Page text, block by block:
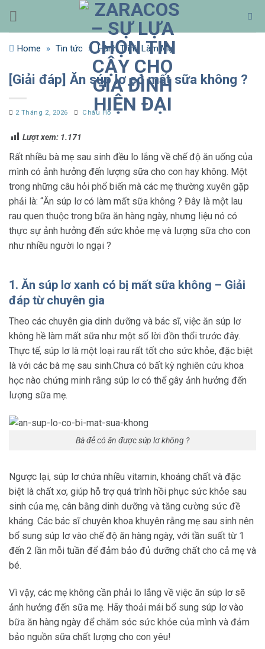
qua
nội
dungHome » Tin tức » Hành Trình Làm Mẹ
[Giải đáp] Ăn súp lơ có mất sữa không ?
2 Tháng 2, 2026 Châu Hồ
Lượt xem: 1.171
Rất nhiều bà mẹ sau sinh đều lo lắng về chế độ ăn uống của
mình có ảnh hưởng đến lượng sữa cho con hay không. Một
trong những câu hỏi phổ biến mà các mẹ thường xuyên gặp
phải là: “Ăn súp lơ có làm mất sữa không ? Đây là một lau
rau quen thuộc trong bữa ăn hàng ngày, nhưng liệu nó có
thực sự ảnh hưởng đến sức khỏe mẹ và lượng sữa cho con
như nhiều người lo ngại ?
1. Ăn súp lơ xanh có bị mất sữa không – Giải
đáp từ chuyên gia
Theo các chuyên gia dinh dưỡng và bác sĩ, việc ăn súp lơ
không hề làm mất sữa như một số lời đồn thổi trước đây.
Thực tế, súp lơ là một loại rau rất tốt cho sức khỏe, đặc biệt
là với các bà mẹ sau sinh.Chưa có bất kỳ nghiên cứu khoa
học nào chứng minh rằng súp lơ có thể gây ảnh hưởng đến
lượng sữa mẹ.
Bà đẻ có ăn được súp lơ không ?
Ngược lại, súp lơ chứa nhiều vitamin, khoáng chất và đặc
biệt là chất xơ, giúp hỗ trợ quá trình hồi phục sức khỏe sau
sinh của mẹ, cân bằng dinh dưỡng và tăng cường sức đề
kháng. Các bác sĩ chuyên khoa khuyên rằng mẹ sau sinh nên
bổ sung súp lơ vào chế độ ăn hàng ngày, với tần suất từ 1
đến 2 lần mỗi tuần để đảm bảo đủ dưỡng chất cho cả mẹ và
bé.
Vì vậy, các mẹ không cần phải lo lắng về việc ăn súp lơ sẽ
ảnh hưởng đến sữa mẹ. Hãy thoải mái bổ sung súp lơ vào
bữa ăn hàng ngày để chăm sóc sức khỏe của mình và đảm
bảo nguồn sữa chất lượng cho con yêu!